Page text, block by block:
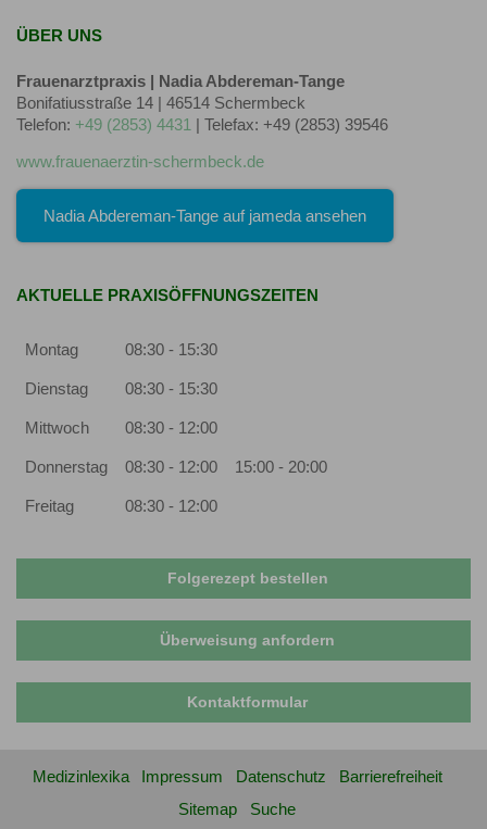
ÜBER UNS
Frauenarztpraxis | Nadia Abdereman-Tange
Bonifatiusstraße 14 | 46514 Schermbeck
Telefon: +49 (2853) 4431 | Telefax: +49 (2853) 39546
www.frauenaerztin-schermbeck.de
Nadia Abdereman-Tange auf jameda ansehen
AKTUELLE PRAXISÖFFNUNGSZEITEN
Montag 08:30 - 15:30
Dienstag 08:30 - 15:30
Mittwoch 08:30 - 12:00
Donnerstag 08:30 - 12:00 15:00 - 20:00
Freitag 08:30 - 12:00
Folgerezept bestellen
Überweisung anfordern
Kontaktformular
Medizinlexika Impressum Datenschutz
Barrierefreiheit
Sitemap
Suche